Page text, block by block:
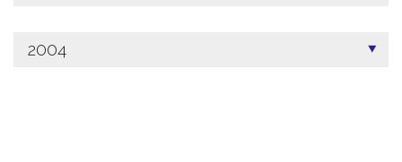
2004